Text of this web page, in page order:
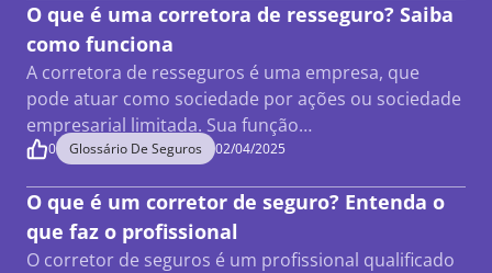
O que é uma corretora de resseguro? Saiba
como funciona
A corretora de resseguros é uma empresa, que
pode atuar como sociedade por ações ou sociedade
empresarial limitada. Sua função…
0 Glossário De Seguros 02/04/2025
O que é um corretor de seguro? Entenda o
que faz o profissional
O corretor de seguros é um profissional qualificado